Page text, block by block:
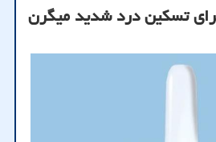
تسکین درد شدید میگرن